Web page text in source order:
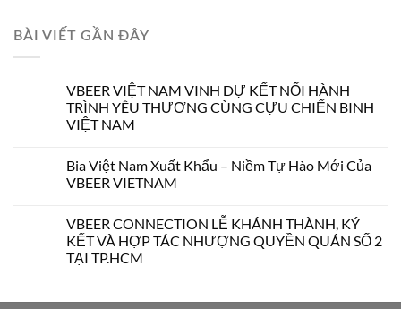
BÀI VIẾT GẦN ĐÂY
VBEER VIỆT NAM VINH DỰ KẾT NỐI HÀNH
TRÌNH YÊU THƯƠNG CÙNG CỰU CHIẾN BINH
VIỆT NAM
Bia Việt Nam Xuất Khẩu – Niềm Tự Hào Mới Của
VBEER VIETNAM
VBEER CONNECTION LỄ KHÁNH THÀNH, KÝ
KẾT VÀ HỢP TÁC NHƯỢNG QUYỀN QUÁN SỐ 2
TẠI TP.HCM